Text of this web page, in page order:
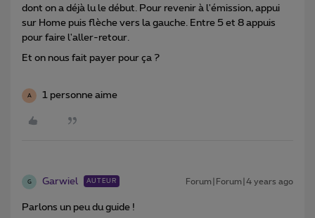
dont on a déjà lu le début. Pour revenir à l'émission, appui
sur Home puis flèche vers la gauche. Entre 5 et 8 appuis
pour faire l'aller-retour.
Et on nous fait payer pour ça ?
A 1 personne aime
G Garwiel AUTEUR Forum|Forum|4 years ago
Parlons un peu du guide !